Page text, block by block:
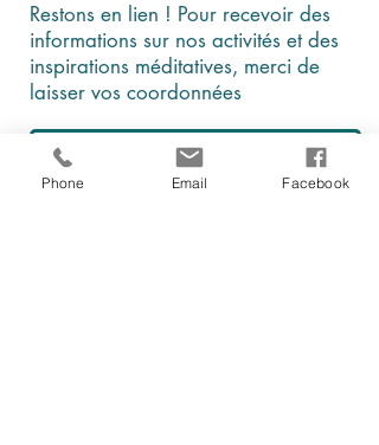
Restons en lien ! Pour recevoir des
informations sur nos activités et des
inspirations méditatives, merci de
laisser vos coordonnées
Phone Email Facebook